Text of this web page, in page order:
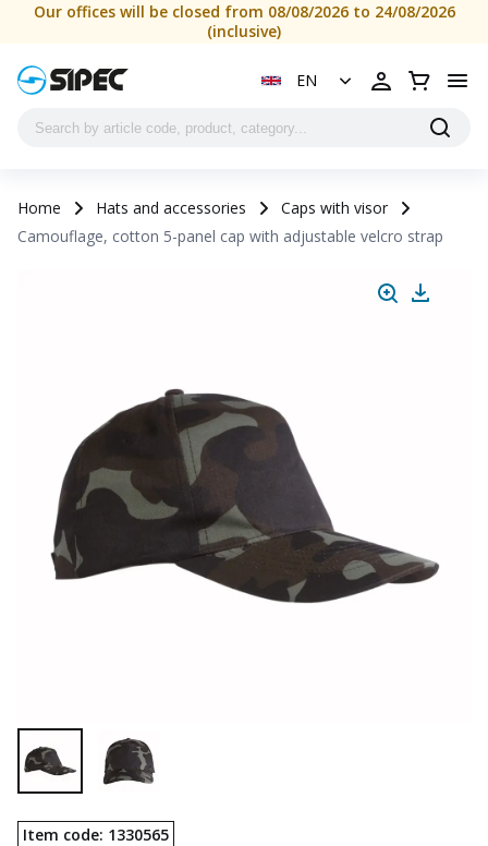
Our offices will be closed from 08/08/2026 to 24/08/2026
(inclusive)
EN
Home Hats and accessories
Caps with visor
Camouflage, cotton 5-panel cap with adjustable velcro strap
Item code: 1330565